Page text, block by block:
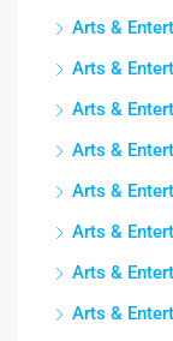
Arts &
Arts &
Arts &
Arts &
Arts &
Arts &
Arts &
Arts &